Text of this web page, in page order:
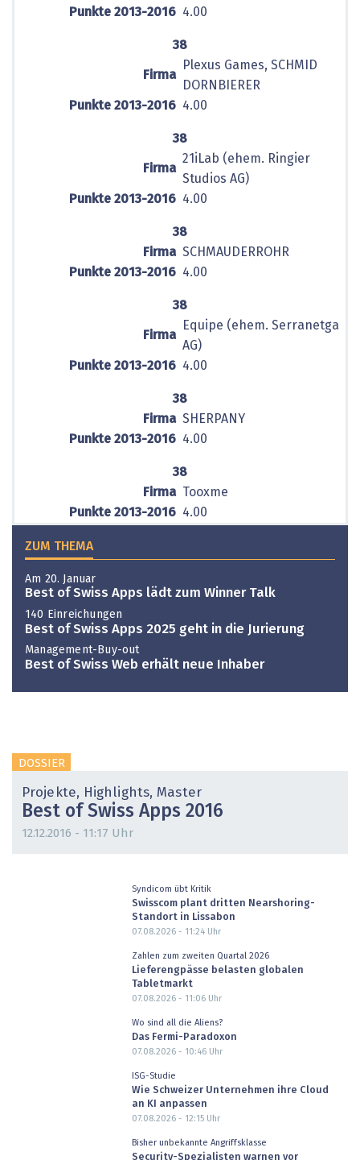
Punkte 2013-2016 4.00
38
Firma
Plexus Games, SCHMID
DORNBIERER
Punkte 2013-2016 4.00
38
Firma
21iLab (ehem. Ringier
Studios AG)
Punkte 2013-2016 4.00
38
Firma SCHMAUDERROHR
Punkte 2013-2016 4.00
38
Firma
Equipe (ehem. Serranetga
AG)
Punkte 2013-2016 4.00
38
Firma SHERPANY
Punkte 2013-2016 4.00
38
Firma Tooxme
Punkte 2013-2016 4.00
ZUM THEMA
Am 20. Januar
Best of Swiss Apps lädt zum Winner Talk
140 Einreichungen
Best of Swiss Apps 2025 geht in die Jurierung
Management-Buy-out
Best of Swiss Web erhält neue Inhaber
DOSSIER
Projekte, Highlights, Master
Best of Swiss Apps 2016
12.12.2016 - 11:17 Uhr
Syndicom übt Kritik
Swisscom plant dritten Nearshoring-
Standort in Lissabon
07.08.2026 - 11:24Uhr
Zahlen zum zweiten Quartal 2026
Lieferengpässe belasten globalen
Tabletmarkt
07.08.2026 - 11:06Uhr
Wo sind all die Aliens?
Das Fermi-Paradoxon
07.08.2026 - 10:46Uhr
ISG-Studie
Wie Schweizer Unternehmen ihre Cloud
an KI anpassen
07.08.2026 - 12:15Uhr
Bisher unbekannte Angriffsklasse
Security-Spezialisten warnen vor